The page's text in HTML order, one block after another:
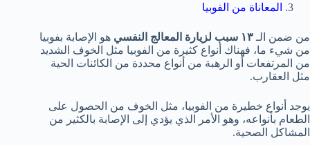
المعاناة من الفوبيا
من ضمن الـ ١٣ سبب لزيارة المعالج النفسي
هو الإصابة بفوبيا
من شيء ما، فهناك أنواع كثيرة من الفوبيا مثل الخوف الشديد
من المرتفعات أو الرهبة من أنواع محددة من الكائنات الحية
مثل العقارب.
يوجد أنواع خطيرة من الفوبيا، مثل الخوف من الحصول على
الطعام بأنواعه، وهو الأمر الذي يؤدي إلى الإصابة بالكثير من
المشاكل الصحية.